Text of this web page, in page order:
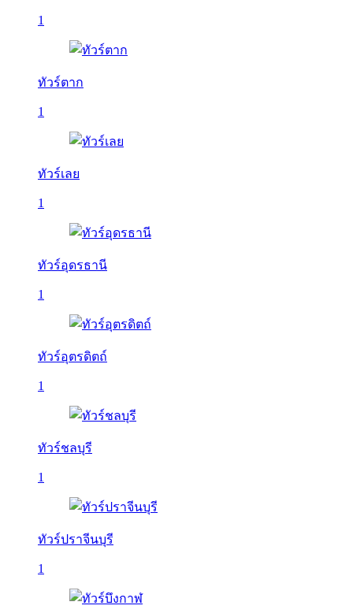
1
ทัวร์ตาก
1
ทัวร์เลย
1
ทัวร์อุดรธานี
1
ทัวร์อุตรดิตถ์
1
ทัวร์ชลบุรี
1
ทัวร์ปราจีนบุรี
1